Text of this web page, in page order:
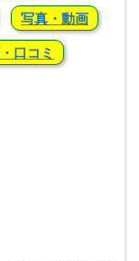
写真・動画
口コミ